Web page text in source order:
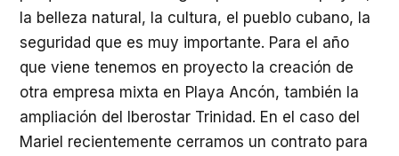
la belleza natural, la cultura, el pueblo cubano, la
seguridad que es muy importante. Para el año
que viene tenemos en proyecto la creación de
otra empresa mixta en Playa Ancón, también la
ampliación del Iberostar Trinidad. En el caso del
Mariel recientemente cerramos un contrato para